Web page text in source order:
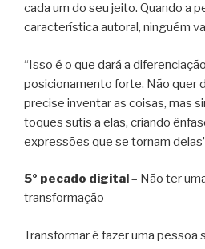
cada um do seu jeito. Quando a
característica autoral, ninguém
“Isso é o que dará a
posicionamento forte. Não quer
precise inventar as coisas, mas
toques sutis a elas, criando
expressões que se tornam
5º pecado digital – Não ter
transformação
Transformar é fazer uma pessoa